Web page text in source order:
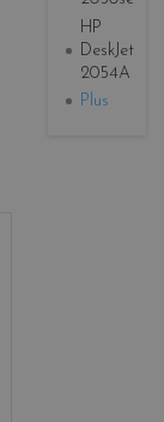
HP
DeskJet
2054A
Plus